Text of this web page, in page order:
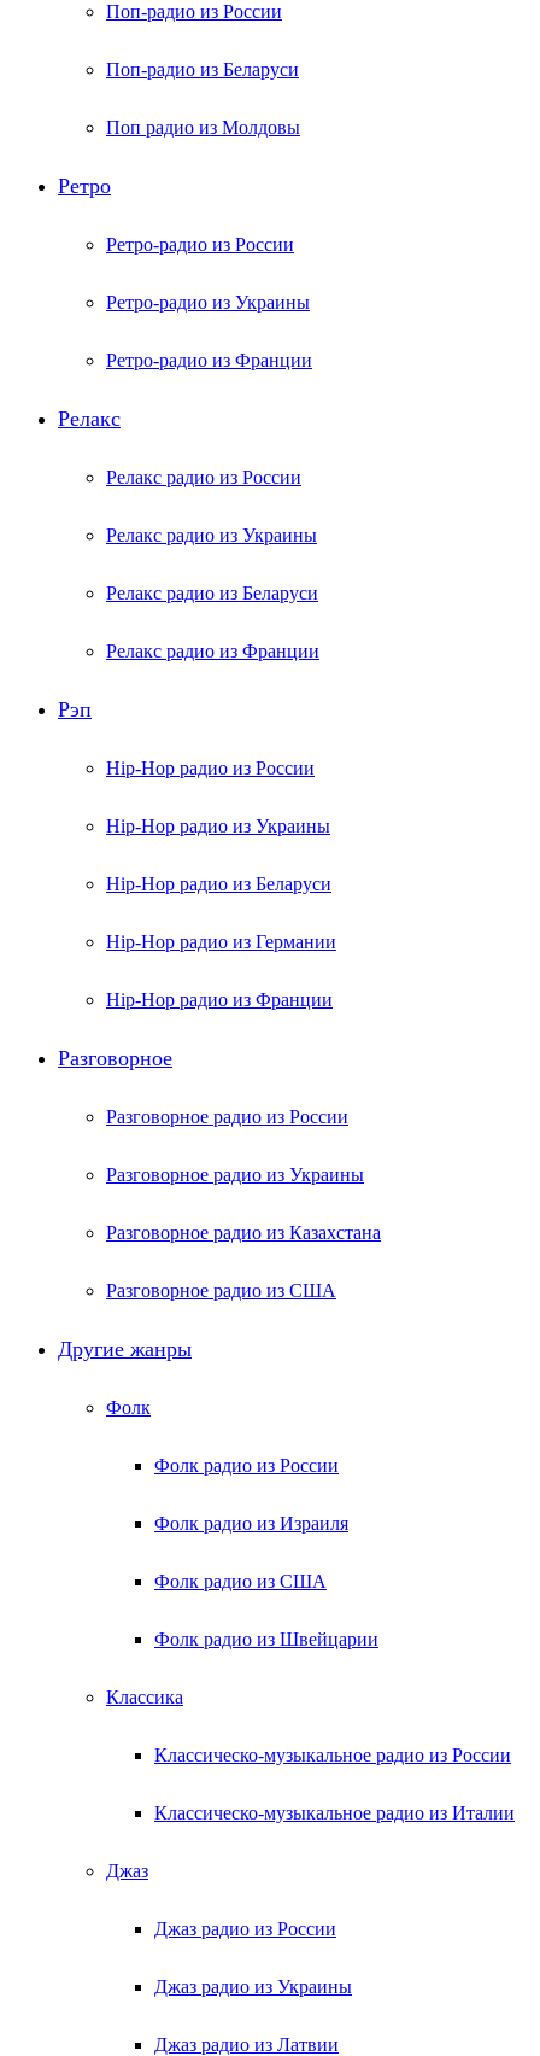
Поп-радио из России
Поп-радио из Беларуси
Поп радио из Молдовы
Ретро
Ретро-радио из России
Ретро-радио из Украины
Ретро-радио из Франции
Релакс
Релакс радио из России
Релакс радио из Украины
Релакс радио из Беларуси
Релакс радио из Франции
Рэп
Hip-Hop радио из России
Hip-Hop радио из Украины
Hip-Hop радио из Беларуси
Hip-Hop радио из Германии
Hip-Hop радио из Франции
Разговорное
Разговорное радио из России
Разговорное радио из Украины
Разговорное радио из Казахстана
Разговорное радио из США
Другие жанры
Фолк
Фолк радио из России
Фолк радио из Израиля
Фолк радио из США
Фолк радио из Швейцарии
Классика
Классическо-музыкальное радио из России
Классическо-музыкальное радио из Италии
Джаз
Джаз радио из России
Джаз радио из Украины
Джаз радио из Латвии